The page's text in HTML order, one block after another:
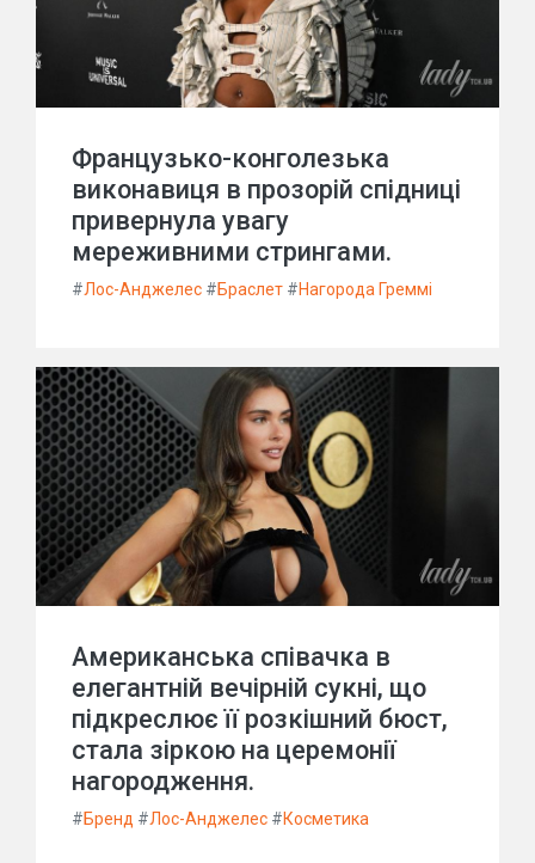
Французько-конголезька
виконавиця в прозорій спідниці
привернула увагу
мереживними стрингами.
#Лос-Анджелес #Браслет #Нагорода Греммі
Американська співачка в
елегантній вечірній сукні, що
підкреслює її розкішний бюст,
стала зіркою на церемонії
нагородження.
#Бренд #Лос-Анджелес #Косметика